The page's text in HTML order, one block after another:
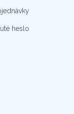
heslo